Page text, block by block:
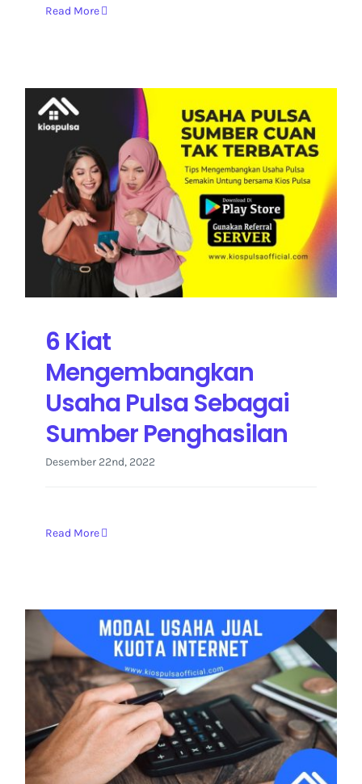
Read More
6 Kiat
Mengembangkan
Usaha Pulsa Sebagai
Sumber Penghasilan
Desember 22nd, 2022
Read More